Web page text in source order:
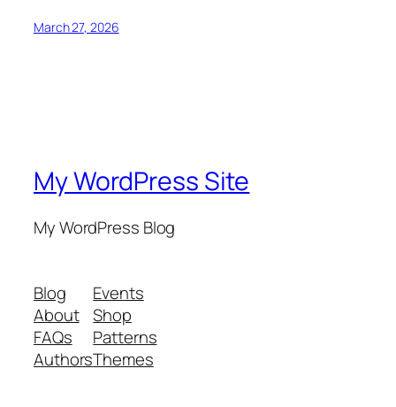
March 27, 2026
My WordPress Site
My WordPress Blog
Blog
About
FAQs
Authors
Events
Shop
Patterns
Themes